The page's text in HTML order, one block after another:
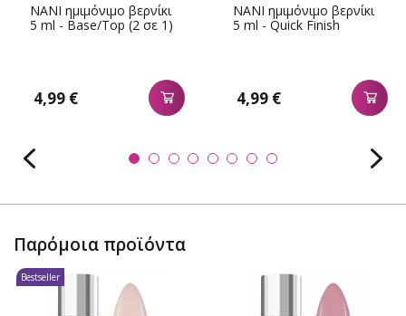
NANI ημιμόνιμο βερνίκι
5 ml - Base/Top (2 σε 1)
4,99 €
NANI ημιμόνιμο βερνίκι
5 ml - Quick Finish
4,99 €
Παρόμοια προϊόντα
Bestseller